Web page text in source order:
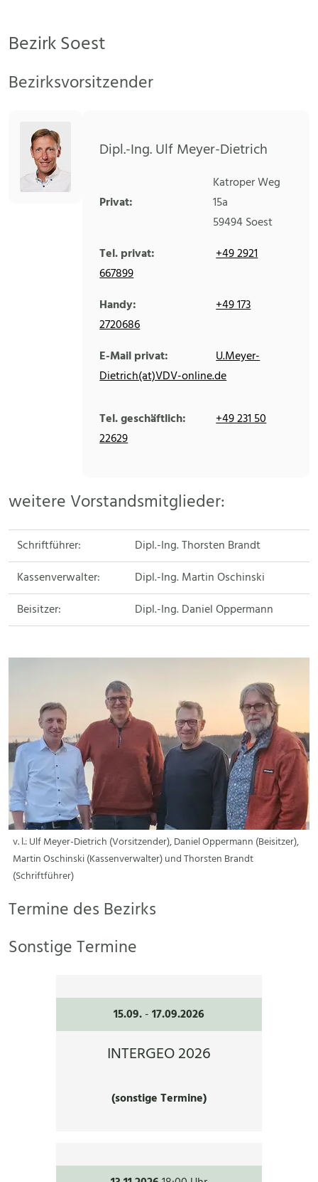
Bezirk Soest
Bezirksvorsitzender
Dipl.-Ing. Ulf Meyer-Dietrich
Privat:
Katroper Weg
15a
59494Soest
Tel. privat:
+49 2921
667899
Handy:
+49 173
2720686
E-Mail privat:
U.Meyer-
Dietrich(at)VDV-online.de
Tel. geschäftlich:
+49 231 50
22629
weitere Vorstandsmitglieder:
Schriftführer:
Dipl.-Ing. Thorsten Brandt
Kassenverwalter:
Dipl.-Ing. Martin Oschinski
Beisitzer:
Dipl.-Ing. Daniel Oppermann
v. l.: Ulf Meyer-Dietrich (Vorsitzender), Daniel Oppermann (Beisitzer),
Martin Oschinski (Kassenverwalter) und Thorsten Brandt
(Schriftführer)
Termine des Bezirks
Sonstige Termine
15.09.-17.09.2026
INTERGEO 2026
(sonstige Termine)